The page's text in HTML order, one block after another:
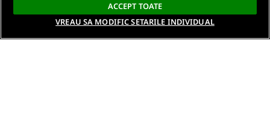
ACCEPT TOATE
VREAU SA MODIFIC SETARILE INDIVIDUAL